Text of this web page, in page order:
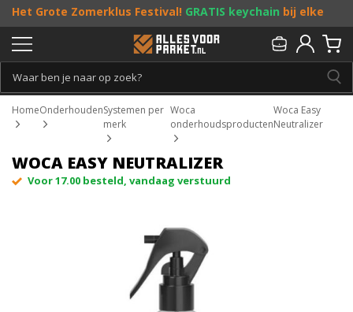
Het Grote Zomerklus Festival! GRATIS keychain bij elke
bestelling vanaf €25, entoffe acties! Doe je mee?
Persoonlijk & gratis advies:013 - 207 00 01
HomeOnderhoudenSystemen per
merk
Woca
onderhoudsproducten
Woca Easy
Neutralizer
WOCA EASY NEUTRALIZER
Voor 17.00 besteld, vandaag verstuurd